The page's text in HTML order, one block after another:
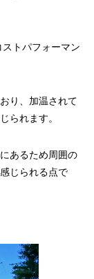
トパフォーマン
り、加温されて
られます。
あるため周囲の
じられる点で